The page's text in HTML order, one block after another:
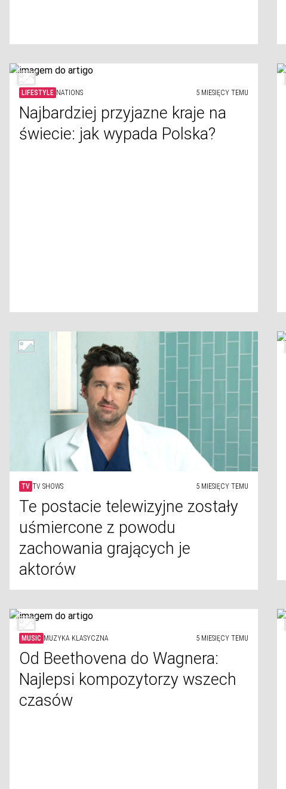
LIFESTYLE NATIONS 5 MIESIĘCY TEMU
Najbardziej przyjazne kraje na
świecie: jak wypada Polska?
TV TV SHOWS 5 MIESIĘCY TEMU
Te postacie telewizyjne zostały
uśmiercone z powodu
zachowania grających je
aktorów
MUSIC MUZYKA KLASYCZNA 5 MIESIĘCY TEMU
Od Beethovena do Wagnera:
Najlepsi kompozytorzy wszech
czasów